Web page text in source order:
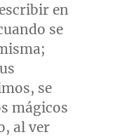
en
se
se
mágicos
al ver